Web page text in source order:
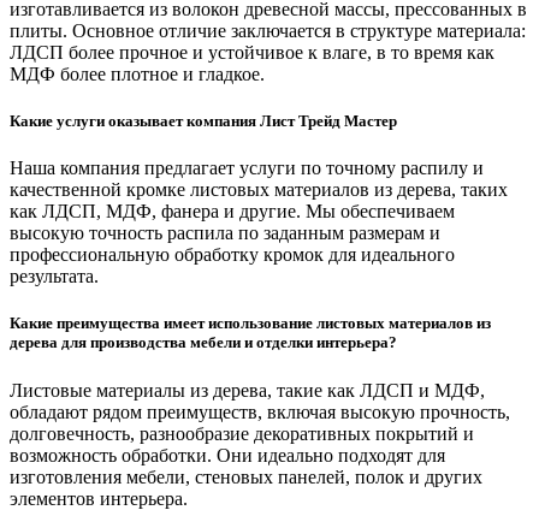
изготавливается из волокон древесной массы, прессованных в
плиты. Основное отличие заключается в структуре материала:
ЛДСП более прочное и устойчивое к влаге, в то время как
МДФ более плотное и гладкое.
Какие услуги оказывает компания Лист Трейд Мастер
Наша компания предлагает услуги по точному распилу и
качественной кромке листовых материалов из дерева, таких
как ЛДСП, МДФ, фанера и другие. Мы обеспечиваем
высокую точность распила по заданным размерам и
профессиональную обработку кромок для идеального
результата.
Какие преимущества имеет использование листовых материалов из
дерева для производства мебели и отделки интерьера?
Листовые материалы из дерева, такие как ЛДСП и МДФ,
обладают рядом преимуществ, включая высокую прочность,
долговечность, разнообразие декоративных покрытий и
возможность обработки. Они идеально подходят для
изготовления мебели, стеновых панелей, полок и других
элементов интерьера.